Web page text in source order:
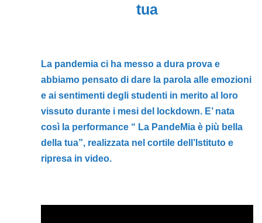
tua
La pandemia ci ha messo a dura prova e
abbiamo pensato di dare la parola alle emozioni
e ai sentimenti degli studenti in merito al loro
vissuto durante i mesi del lockdown. E’ nata
così la performance “ La PandeMia è più bella
della tua”, realizzata nel cortile dell’Istituto e
ripresa in video.